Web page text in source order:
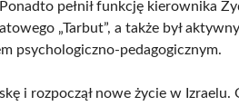
pełnił funkcję kierownika
„Tarbut”, a także był
psychologiczno-pedagogicznym.
i rozpoczął nowe życie w Izraelu.